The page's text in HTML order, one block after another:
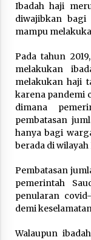
Ibadah haji
diwajibkan
mampu
Pada tahun
melakukan
melakukan haji
karena pandemi
dimana
pembatasan
hanya bagi
berada di wilayah
Pembatasan
pemerintah
penularan
demi
Walaupun